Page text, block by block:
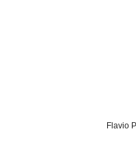
Flavio